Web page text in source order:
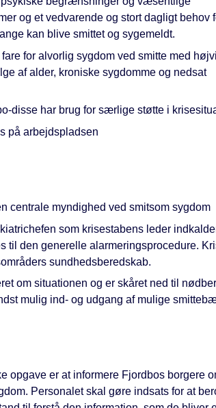
og et vedvarende og stort dagligt behov
kan blive smittet og sygemeldt.
for alvorlig sygdom ved smitte med
af alder, kroniske sygdomme og nedsat
disse har brug for særlige støtte i
på arbejdspladsen
centrale myndighed ved smitsom sygdom
som krisestabens leder
til den generelle alarmeringsprocedure.
sundhedsberedskab.
om situationen og er skåret ned til
mulig ind- og udgang af mulige
opgave er at informere Fjordbos borgere
Personalet skal gøre indsats for at